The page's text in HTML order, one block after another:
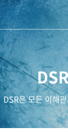
DSR은 모든 이해